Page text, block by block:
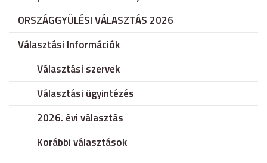
ORSZÁGGYÜLÉSI VÁLASZTÁS 2026
Választási Információk
Választási szervek
Választási ügyintézés
2026. évi választás
Korábbi választások